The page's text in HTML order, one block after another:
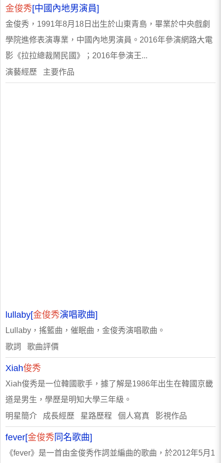
金俊秀[中國內地男演員]
金俊秀，1991年8月18日出生於山東青島，畢業於中央戲劇
學院進修表演專業，中國內地男演員。2016年參演網路大電
影《拉拉總裁鬧民國》；2016年參演王...
演藝經歷 主要作品
lullaby[金俊秀演唱歌曲]
Lullaby，搖籃曲，催眠曲，金俊秀演唱歌曲。
歌詞 歌曲評價
Xiah俊秀
Xiah俊秀是一位韓國歌手，據了解是1986年出生在韓國京畿
道是男生，學歷是明知大學三年級。
明星簡介 成長經歷 星路歷程 個人寫真 影視作品
fever[金俊秀 同名歌曲]
《fever》是一首由金俊秀作詞並編曲的歌曲，於2012年5月1